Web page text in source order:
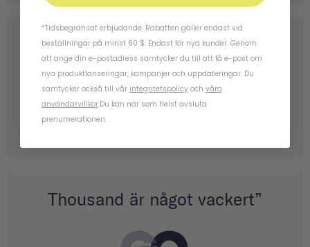
”Inte bara attraktiv retrostil, utan
också ett innovativt
stöldskyddssystem.”
Thousand är något vackert”
*Tidsbegränsat erbjudande. Rabatten gäller endast vid
beställningar på minst 60 $. Endast för nya kunder. Genom
att ange din e-postadress samtycker du till att få e-post om
nya produktlanseringar, kampanjer och uppdateringar. Du
samtycker också till vår integritetspolicy och våra
användarvillkor.Du kan när som helst avsluta
prenumerationen.